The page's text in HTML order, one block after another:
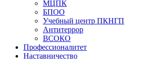
МЦПК
БПОО
Учебный центр ПКНГП
Антитеррор
ВСОКО
Профессионалитет
Наставничество